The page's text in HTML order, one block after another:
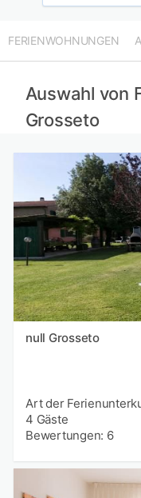
FERIENWOHNUNGEN
Auswahl von
Grosseto
null Grosseto
Art der
4 Gäste
Bewertungen: 6